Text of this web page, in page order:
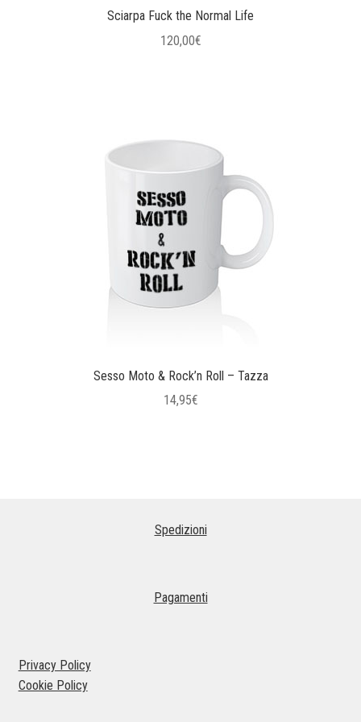
Sciarpa Fuck the Normal Life
120,00€
varianti.
Le
opzioni
possono
scelte
pagina
Sesso Moto & Rock’n Roll – Tazza
14,95€
Spedizioni
Pagamenti
Privacy Policy
Cookie Policy